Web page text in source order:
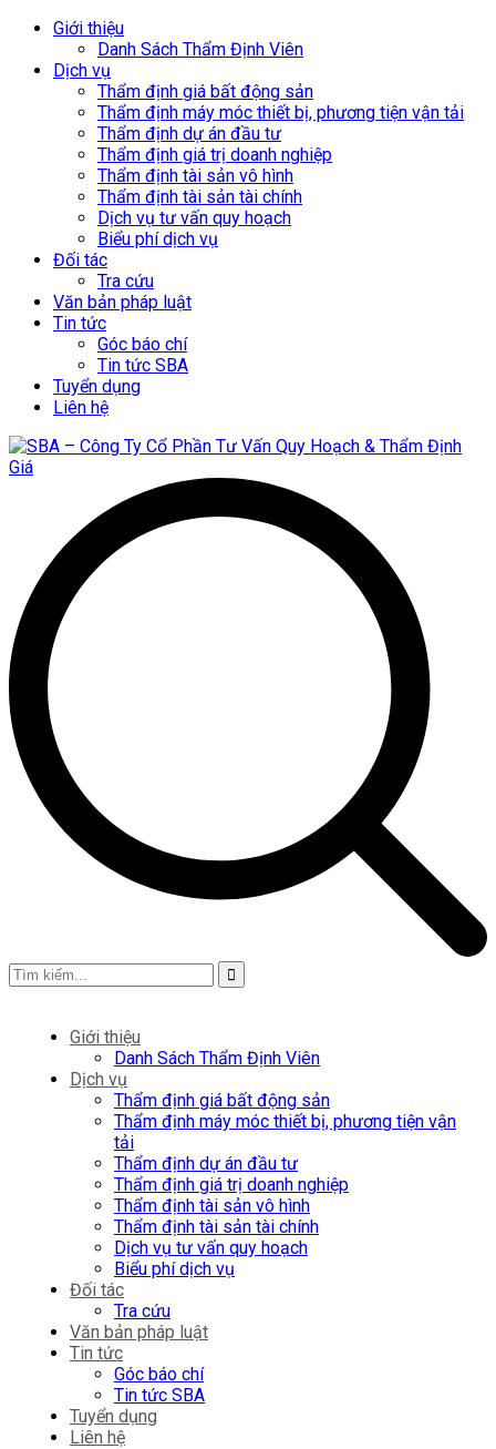
Giới thiệu
Danh Sách Thẩm Định Viên
Dịch vụ
Thẩm định giá bất động sản
Thẩm định máy móc thiết bị, phương tiện vận tải
Thẩm định dự án đầu tư
Thẩm định giá trị doanh nghiệp
Thẩm định tài sản vô hình
Thẩm định tài sản tài chính
Dịch vụ tư vấn quy hoạch
Biểu phí dịch vụ
Đối tác
Tra cứu
Văn bản pháp luật
Tin tức
Góc báo chí
Tin tức SBA
Tuyển dụng
Liên hệ
Giới thiệu
Danh Sách Thẩm Định Viên
Dịch vụ
Thẩm định giá bất động sản
Thẩm định máy móc thiết bị, phương tiện vận
tải
Thẩm định dự án đầu tư
Thẩm định giá trị doanh nghiệp
Thẩm định tài sản vô hình
Thẩm định tài sản tài chính
Dịch vụ tư vấn quy hoạch
Biểu phí dịch vụ
Đối tác
Tra cứu
Văn bản pháp luật
Tin tức
Góc báo chí
Tin tức SBA
Tuyển dụng
Liên hệ